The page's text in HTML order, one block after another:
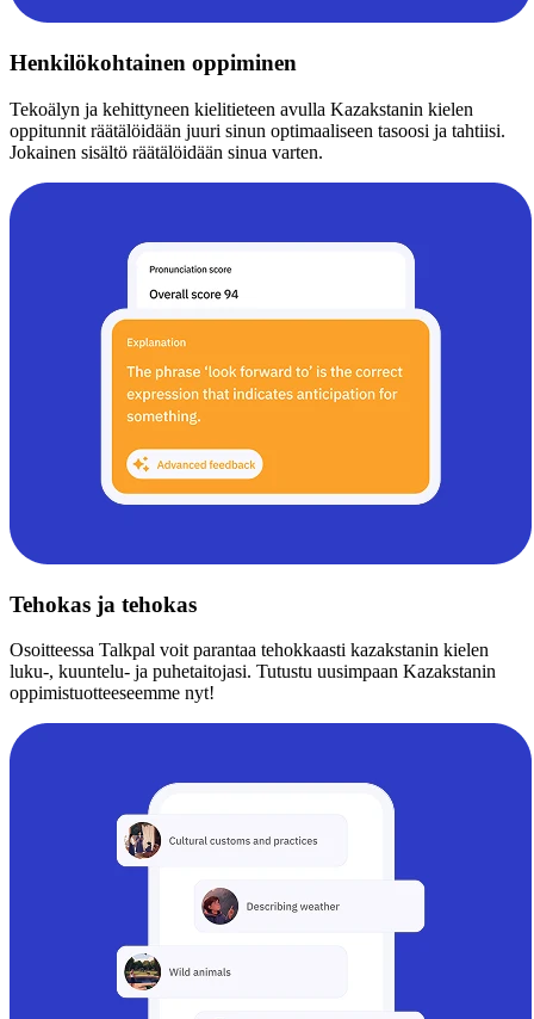
Henkilökohtainen oppiminen
Tekoälyn ja kehittyneen kielitieteen avulla Kazakstanin kielen
oppitunnit räätälöidään juuri sinun optimaaliseen tasoosi ja tahtiisi.
Jokainen sisältö räätälöidään sinua varten.
Tehokas ja tehokas
Osoitteessa Talkpal voit parantaa tehokkaasti kazakstanin kielen
luku-, kuuntelu- ja puhetaitojasi. Tutustu uusimpaan Kazakstanin
oppimistuotteeseemme nyt!